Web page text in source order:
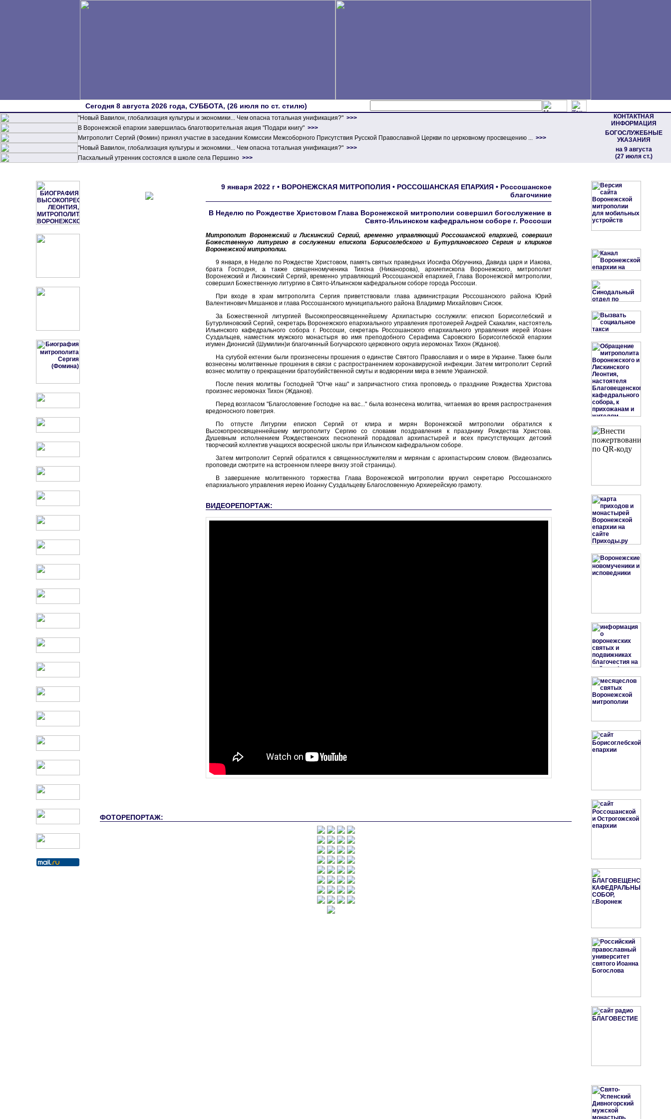
Сегодня 8 августа 2026 года, СУББОТА, (26 июля по ст. стилю)
"Новый Вавилон, глобализация культуры и экономики... Чем опасна тотальная унификация?" >>>
КОНТАКТНАЯ
ИНФОРМАЦИЯ
БОГОСЛУЖЕБНЫЕ
УКАЗАНИЯ
на 9 августа
(27 июля ст.)
В Воронежской епархии завершилась благотворительная акция "Подари книгу" >>>
Митрополит Сергий (Фомин) принял участие в заседании Комиссии Межсоборного Присутствия Русской Православной Церкви по церковному просвещению ... >>>
"Новый Вавилон, глобализация культуры и экономики... Чем опасна тотальная унификация?" >>>
Пасхальный утренник состоялся в школе села Першино >>>
9 января 2022 г • ВОРОНЕЖСКАЯ МИТРОПОЛИЯ • РОССОШАНСКАЯ ЕПАРХИЯ • Россошанское
благочиние
В Неделю по Рождестве Христовом Глава Воронежской митрополии совершил богослужение в
Свято-Ильинском кафедральном соборе г. Россоши
Митрополит Воронежский и Лискинский Сергий, временно управляющий Россошанской епархией, совершил
Божественную литургию в сослужении епископа Борисоглебского и Бутурлиновского Сергия и клириков
Воронежской митрополии.
9 января, в Неделю по Рождестве Христовом, память святых праведных Иосифа Обручника, Давида царя и Иакова,
брата Господня, а также священномученика Тихона (Никанорова), архиепископа Воронежского, митрополит
Воронежский и Лискинский Сергий, временно управляющий Россошанской епархией, Глава Воронежской митрополии,
совершил Божественную литургию в Свято-Ильинском кафедральном соборе города Россоши.
При входе в храм митрополита Сергия приветствовали глава администрации Россошанского района Юрий
Валентинович Мишанков и глава Россошанского муниципального района Владимир Михайлович Сисюк.
За Божественной литургией Высокопреосвященнейшему Архипастырю сослужили: епископ Борисоглебский и
Бутурлиновский Сергий, секретарь Воронежского епархиального управления протоиерей Андрей Скакалин, настоятель
Ильинского кафедрального собора г. Россоши, секретарь Россошанского епархиального управления иерей Иоанн
Суздальцев, наместник мужского монастыря во имя преподобного Серафима Саровского Борисоглебской епархии
игумен Дионисий (Шумилин)и благочинный Богучарского церковного округа иеромонах Тихон (Жданов).
На сугубой ектении были произнесены прошения о единстве Святого Православия и о мире в Украине. Также были
вознесены молитвенные прошения в связи с распространением коронавирусной инфекции. Затем митрополит Сергий
вознес молитву о прекращении братоубийственной смуты и водворении мира в земле Украинской.
После пения молитвы Господней "Отче наш" и запричастного стиха проповедь о празднике Рождества Христова
произнес иеромонах Тихон (Жданов).
Перед возгласом "Благословение Господне на вас..." была вознесена молитва, читаемая во время распространения
вредоносного поветрия.
По отпусте Литургии епископ Сергий от клира и мирян Воронежской митрополии обратился к
Высокопреосвященнейшему митрополиту Сергию со словами поздравления к празднику Рождества Христова.
Душевным исполнением Рождественских песнопений порадовал архипастырей и всех присутствующих детский
творческий коллектив учащихся воскресной школы при Ильинском кафедральном соборе.
Затем митрополит Сергий обратился к священнослужителям и мирянам с архипастырским словом. (Видеозапись
проповеди смотрите на встроенном плеере внизу этой страницы).
В завершение молитвенного торжества Глава Воронежской митрополии вручил секретарю Россошанского
епархиального управления иерею Иоанну Суздальцеву Благословенную Архиерейскую грамоту.
ВИДЕОРЕПОРТАЖ:
ФОТОРЕПОРТАЖ: